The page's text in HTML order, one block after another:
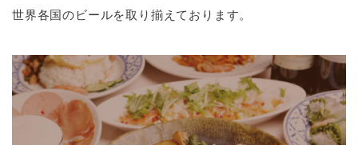
世界各国のビールを取り揃えております。